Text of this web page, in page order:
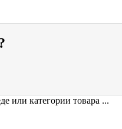
или категории товара ...